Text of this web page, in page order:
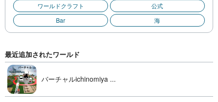
ワールドクラフト
公式
Bar
海
最近追加されたワールド
バーチャルichinomiya ...